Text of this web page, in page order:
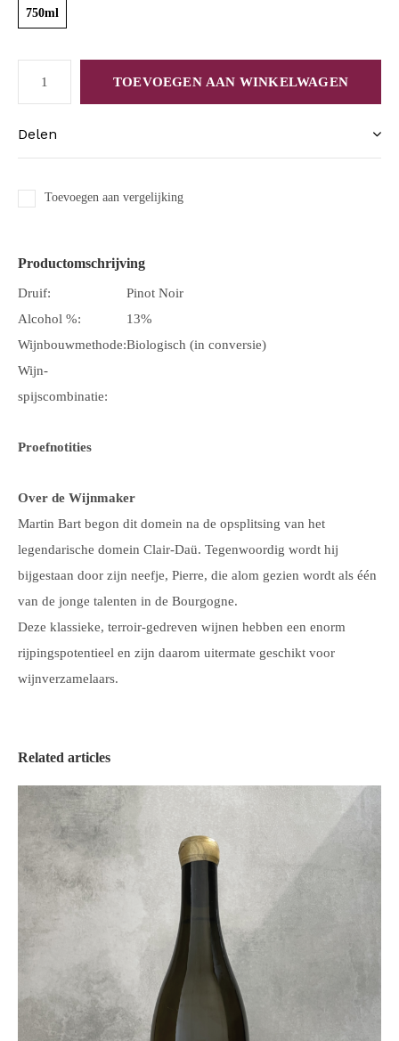
750ml
TOEVOEGEN AAN WINKELWAGEN
Delen
Toevoegen aan vergelijking
Productomschrijving
Druif:
Pinot Noir
Alcohol %:
13%
Wijnbouwmethode:Biologisch (in conversie)
Wijn-
spijscombinatie:
Proefnotities
Over de Wijnmaker
Martin Bart begon dit domein na de opsplitsing van het
legendarische domein Clair-Daü. Tegenwoordig wordt hij
bijgestaan door zijn neefje, Pierre, die alom gezien wordt als één
van de jonge talenten in de Bourgogne.
Deze klassieke, terroir-gedreven wijnen hebben een enorm
rijpingspotentieel en zijn daarom uitermate geschikt voor
wijnverzamelaars.
Related articles